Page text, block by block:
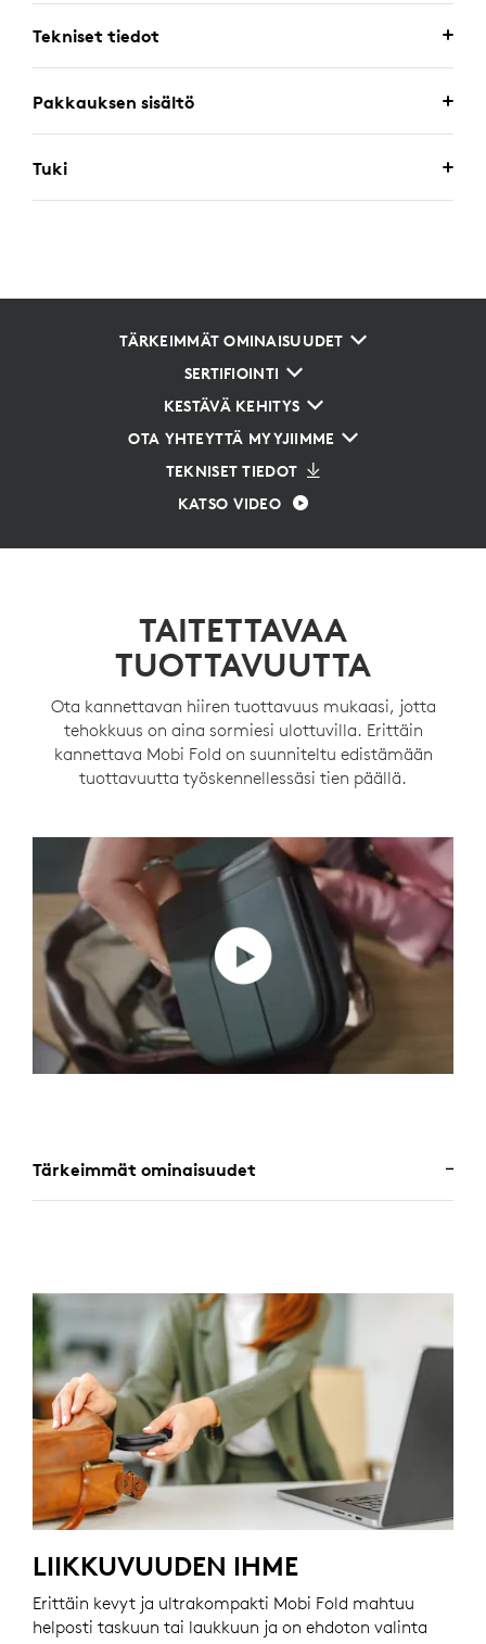
Tekniset tiedot
Pakkauksen sisältö
Tuki
TÄRKEIMMÄT OMINAISUUDET
SERTIFIOINTI
KESTÄVÄ KEHITYS
OTA YHTEYTTÄ MYYJIIMME
TEKNISET TIEDOT
KATSO VIDEO
TAITETTAVAA
TUOTTAVUUTTA
Ota kannettavan hiiren tuottavuus mukaasi, jotta
tehokkuus on aina sormiesi ulottuvilla. Erittäin
kannettava Mobi Fold on suunniteltu edistämään
tuottavuutta työskennellessäsi tien päällä.
Tärkeimmät ominaisuudet
LIIKKUVUUDEN IHME
Erittäin kevyt ja ultrakompakti Mobi Fold mahtuu
helposti taskuun tai laukkuun ja on ehdoton valinta